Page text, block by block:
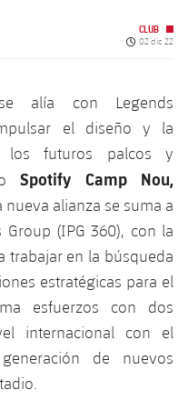
CLUB
Fecha de
02 dic 22
alía con Legends
el diseño y la
los futuros palcos y
Spotify Camp Nou,
nueva alianza se suma a
(IPG 360), con la
trabajar en la búsqueda
estratégicas para el
esfuerzos con dos
internacional con el
de nuevos